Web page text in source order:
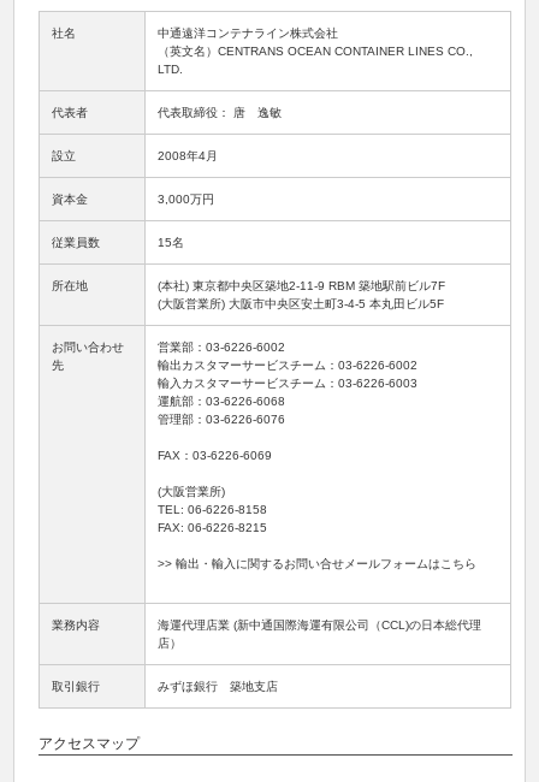
社名
中通遠洋コンテナライン株式会社
（英文名）CENTRANS OCEAN CONTAINER LINES CO.,
LTD.
代表者 代表取締役： 唐 逸敏
設立 2008年4月
資本金 3,000万円
従業員数 15名
所在地
(本社) 東京都中央区築地2-11-9 RBM 築地駅前ビル7F
(大阪営業所) 大阪市中央区安土町3-4-5 本丸田ビル5F
お問い合わせ
先
営業部：03-6226-6002
輸出カスタマーサービスチーム：03-6226-6002
輸入カスタマーサービスチーム：03-6226-6003
運航部：03-6226-6068
管理部：03-6226-6076
FAX：03-6226-6069
(大阪営業所)
TEL: 06-6226-8158
FAX: 06-6226-8215
>> 輸出・輸入に関するお問い合せメールフォームはこちら
業務内容
海運代理店業 (新中通国際海運有限公司（CCL)の日本総代理
店）
取引銀行 みずほ銀行 築地支店
アクセスマップ